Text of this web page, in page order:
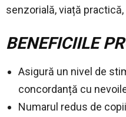
senzorială, viață
BENEFICIILE
Asigură un nivel de
concordanță cu
Numarul redus de